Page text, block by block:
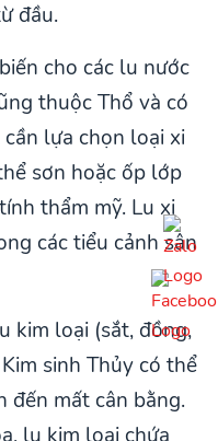
đầu.
cho các lu nước
thuộc Thổ và có
lựa chọn loại xi
sơn hoặc ốp lớp
thẩm mỹ. Lu xi
các tiểu cảnh sân
kim loại (sắt, đồng,
sinh Thủy có thể
đến mất cân bằng.